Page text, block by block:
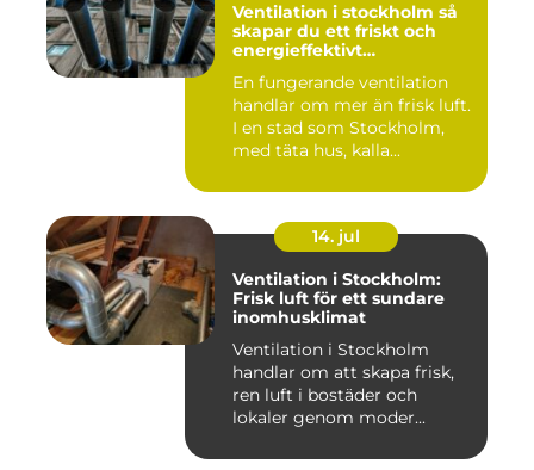
Ventilation i stockholm så
skapar du ett friskt och
energieffektivt
En fungerande ventilation
handlar om mer än frisk luft.
I en stad som Stockholm,
med täta hus, kalla...
14. jul
Ventilation i Stockholm:
Frisk luft för ett sundare
inomhusklimat
Ventilation i Stockholm
handlar om att skapa frisk,
ren luft i bostäder och
lokaler genom moder...